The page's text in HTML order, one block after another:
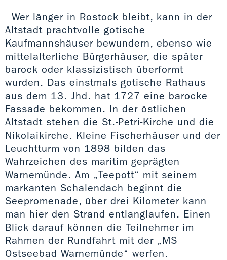
Wer länger in Rostock bleibt, kann in der
Altstadt prachtvolle gotische
Kaufmannshäuser bewundern, ebenso wie
mittelalterliche Bürgerhäuser, die später
barock oder klassizistisch überformt
wurden. Das einstmals gotische Rathaus
aus dem 13. Jhd. hat 1727 eine barocke
Fassade bekommen. In der östlichen
Altstadt stehen die St.-Petri-Kirche und die
Nikolaikirche. Kleine Fischerhäuser und der
Leuchtturm von 1898 bilden das
Wahrzeichen des maritim geprägten
Warnemünde. Am „Teepott“ mit seinem
markanten Schalendach beginnt die
Seepromenade, über drei Kilometer kann
man hier den Strand entlanglaufen. Einen
Blick darauf können die Teilnehmer im
Rahmen der Rundfahrt mit der „MS
Ostseebad Warnemünde“ werfen.